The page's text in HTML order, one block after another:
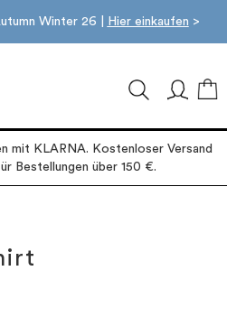
Winter 26 | Hier einkaufen >
mit KLARNA. Kostenloser Versand
Bestellungen über 150 €.